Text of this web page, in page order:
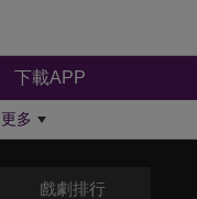
下載APP
更多
戲劇排行